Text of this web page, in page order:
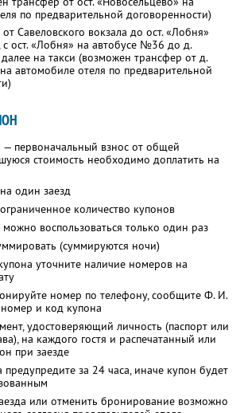
по предварительной договоренности)
Савеловского вокзала до ост. «Лобня»
ост. «Лобня» на автобусе №36 до д.
на такси (возможен трансфер от д.
автомобиле отеля по предварительной
— первоначальный взнос от общей
стоимость необходимо доплатить на
один заезд
количество купонов
воспользоваться только один раз
(суммируются ночи)
уточните наличие номеров на
номер по телефону, сообщите Ф. И.
и код купона
удостоверяющий личность (паспорт или
на каждого гостя и распечатанный или
при заезде
за 24 часа, иначе купон будет
или отменить бронирование возможно